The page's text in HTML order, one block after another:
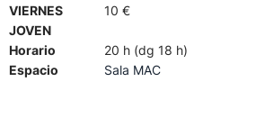
VIERNES
JOVEN
10 €
Horario
20 h (dg 18 h)
Espacio
Sala MAC